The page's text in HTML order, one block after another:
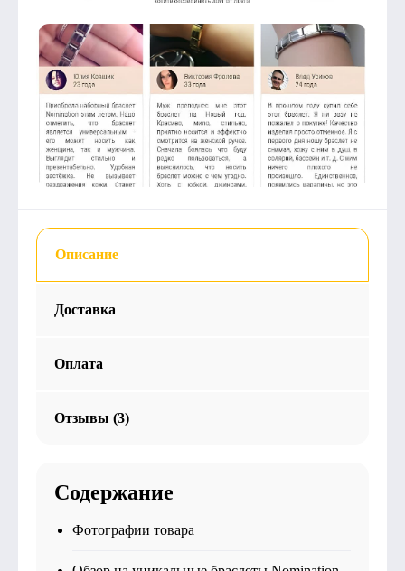
Описание
Доставка
Оплата
Отзывы (3)
Содержание
Фотографии товара